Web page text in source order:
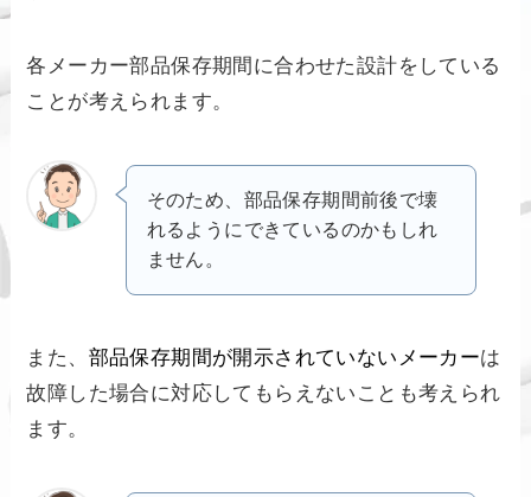
各メーカー部品保存期間に合わせた設計をしている
ことが考えられます。
そのため、部品保存期間前後で壊
れるようにできているのかもしれ
ません。
また、 部品保存期間が開示されていないメーカーは
故障した場合に対応してもらえないことも考えられ
ます。